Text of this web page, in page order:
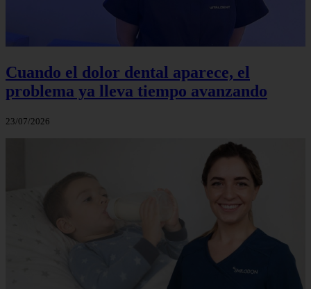
Cuando el dolor dental aparece, el
problema ya lleva tiempo avanzando
23/07/2026